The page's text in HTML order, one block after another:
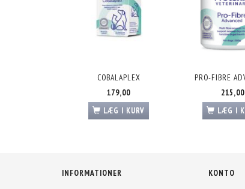
COBALAPLEX
179,00
LÆG I KURV
PRO-FIBRE
215,00
LÆG I
INFORMATIONER KONTO